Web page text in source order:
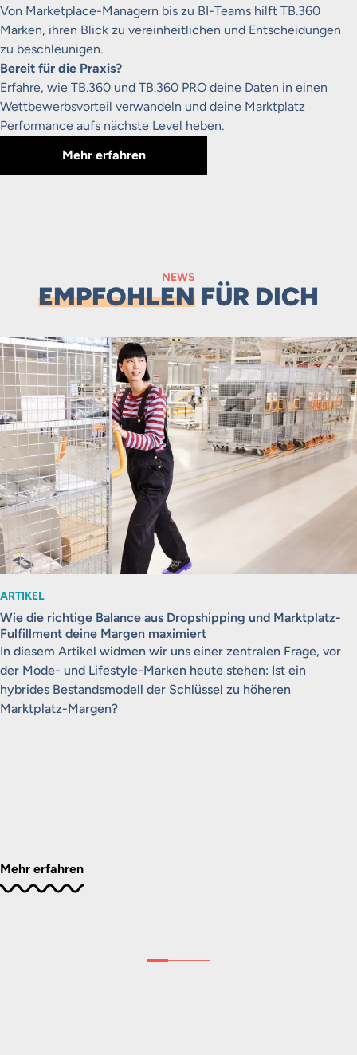
Von Marketplace-Managern bis zu BI-Teams hilft TB.360
Marken, ihren Blick zu vereinheitlichen und Entscheidungen
zu beschleunigen.
Bereit für die Praxis?
Erfahre, wie TB.360 und TB.360 PRO deine Daten in einen
Wettbewerbsvorteil verwandeln und deine Marktplatz
Performance aufs nächste Level heben.
Mehr erfahren
NEWS
EMPFOHLEN FÜR DICH
ARTIKEL
Wie die richtige Balance aus Dropshipping und Marktplatz-
Fulfillment deine Margen maximiert
In diesem Artikel widmen wir uns einer zentralen Frage, vor
der Mode- und Lifestyle-Marken heute stehen: Ist ein
hybrides Bestandsmodell der Schlüssel zu höheren
Marktplatz-Margen?
Mehr erfahren